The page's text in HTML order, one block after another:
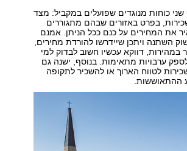
כוחות מנוגדים שפועלים במקביל: מצד
בפרט באזורים שבהם מתגוררים
את המחירים על כנם ככל הניתן. אמנם
השתנה ויתכן שיידרשו להורדת מחירים,
דווקא עכשיו חשוב לבדוק למי
ערבויות מתאימות. בנוסף, ישנה גם
לטווח הארוך או להשכיר לתקופה
ההתאוששות.